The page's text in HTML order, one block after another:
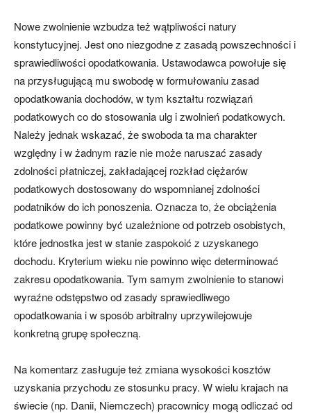
Nowe zwolnienie wzbudza też wątpliwości natury
konstytucyjnej. Jest ono niezgodne z zasadą powszechności i
sprawiedliwości opodatkowania. Ustawodawca powołuje się
na przysługującą mu swobodę w formułowaniu zasad
opodatkowania dochodów, w tym kształtu rozwiązań
podatkowych co do stosowania ulg i zwolnień podatkowych.
Należy jednak wskazać, że swoboda ta ma charakter
względny i w żadnym razie nie może naruszać zasady
zdolności płatniczej, zakładającej rozkład ciężarów
podatkowych dostosowany do wspomnianej zdolności
podatników do ich ponoszenia. Oznacza to, że obciążenia
podatkowe powinny być uzależnione od potrzeb osobistych,
które jednostka jest w stanie zaspokoić z uzyskanego
dochodu. Kryterium wieku nie powinno więc determinować
zakresu opodatkowania. Tym samym zwolnienie to stanowi
wyraźne odstępstwo od zasady sprawiedliwego
opodatkowania i w sposób arbitralny uprzywilejowuje
konkretną grupę społeczną.
Na komentarz zasługuje też zmiana wysokości kosztów
uzyskania przychodu ze stosunku pracy. W wielu krajach na
świecie (np. Danii, Niemczech) pracownicy mogą odliczać od